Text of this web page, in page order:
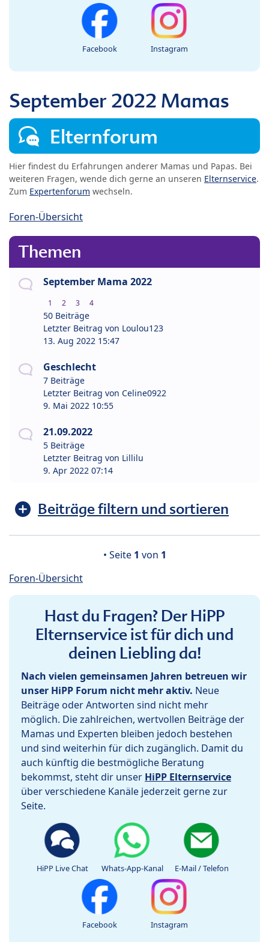
Facebook Instagram
September 2022 Mamas
Elternforum
Hier findest du Erfahrungen anderer Mamas und Papas. Bei
weiteren Fragen, wende dich gerne an unseren Elternservice.
Zum Expertenforum wechseln.
Foren-Übersicht
Themen
September Mama 2022
1 2 3 4
50 Beiträge
Letzter Beitrag von Loulou123
13. Aug 2022 15:47
Geschlecht
7 Beiträge
Letzter Beitrag von Celine0922
9. Mai 2022 10:55
21.09.2022
5 Beiträge
Letzter Beitrag von Lillilu
9. Apr 2022 07:14
Beiträge filtern und sortieren
• Seite 1 von 1
Foren-Übersicht
Hast du Fragen? Der HiPP
Elternservice ist für dich und
deinen Liebling da!
Nach vielen gemeinsamen Jahren betreuen wir
unser HiPP Forum nicht mehr aktiv. Neue
Beiträge oder Antworten sind nicht mehr
möglich. Die zahlreichen, wertvollen Beiträge der
Mamas und Experten bleiben jedoch bestehen
und sind weiterhin für dich zugänglich. Damit du
auch künftig die bestmögliche Beratung
bekommst, steht dir unser HiPP Elternservice
über verschiedene Kanäle jederzeit gerne zur
Seite.
HiPP Live Chat Whats-App-Kanal E-Mail / Telefon
Facebook Instagram